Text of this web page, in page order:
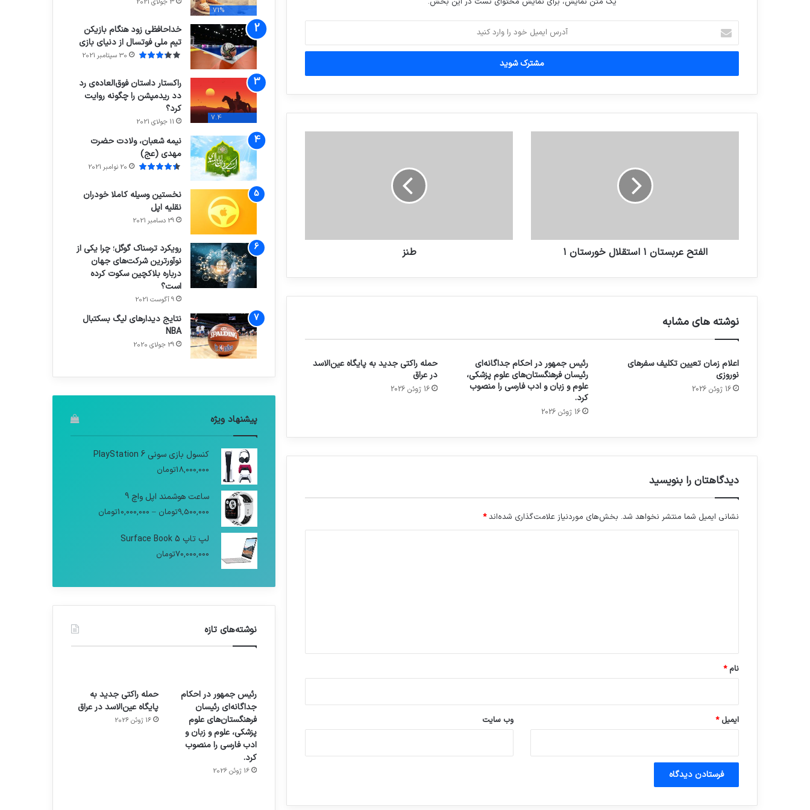
بارش باران در ۵ استان
وضعیت پیش‌آمده برای حریری
ممنوعیت حضور بهروز وثوقی را در سینمای
آدرس
ایمیل
خود
وارد
الفتح عربستان ۱ استقلال خورستان ۱ طنز
نوشته های مشابه
اعلام زمان تعیین تکلیف سفرهای
نوروزی
16 ژوئن 2026
رئیس جمهور در احکام جداگانه‌ای
رئیسان فرهنگستان‌های علوم پزشکی،
علوم و زبان و ادب فارسی را منصوب
کرد.
16 ژوئن 2026
حمله راکتی جدید به پایگاه عین‌الاسد
در عراق
16 ژوئن 2026
دیدگاهتان را بنویسید
نشانی ایمیل شما منتشر نخواهد شد. بخش‌های موردنیاز علامت‌گذاری شده‌اند*
نام*
ایمیل* وب‌ سایت
71%
3 جولای 2021
خداحافظی زود هنگام بازیکن
تیم ملی فوتسال از دنیای بازی
30 سپتامبر 2021
7.4
راکستار داستان فوق‌العاده‌ی رد
دد ریدمپشن را چگونه روایت
کرد؟
11 جولای 2021
نیمه شعبان، ولادت حضرت
مهدی (عج)
20 نوامبر 2021
نخستین وسیله کاملا خودران
نقلیه اپل
29 دسامبر 2021
رویکرد ترسناک گوگل؛ چرا یکی از
نوآورترین شرکت‌های جهان
درباره بلاکچین سکوت کرده
است؟
9 آگوست 2021
نتایج دیدار‌های لیگ بسکتبال
NBA
29 جولای 2020
پیشنهاد ویژه
کنسول بازی سونی PlayStation 6
18,000,000تومان
ساعت هوشمند اپل واچ 9
9,500,000تومان –
10,000,000تومان
لپ تاپ Surface Book 5
70,000,000تومان
نوشته‌های تازه
رئیس جمهور در احکام
جداگانه‌ای رئیسان
فرهنگستان‌های علوم
پزشکی، علوم و زبان و
ادب فارسی را منصوب
کرد.
16 ژوئن 2026
حمله راکتی جدید به
پایگاه عین‌الاسد در عراق
16 ژوئن 2026